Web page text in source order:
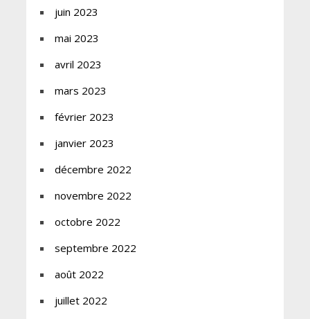
juin 2023
mai 2023
avril 2023
mars 2023
février 2023
janvier 2023
décembre 2022
novembre 2022
octobre 2022
septembre 2022
août 2022
juillet 2022